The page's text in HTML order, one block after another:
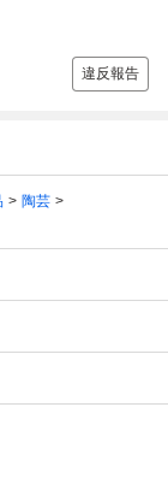
違反報告
陶芸